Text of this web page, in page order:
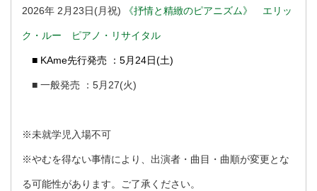
2026年 2月23日(月祝) 《抒情と精緻のピアニズム》 エリッ
ク・ルー ピアノ・リサイタル
■ KAme先行発売 ：5月24日(土)
■ 一般発売 ：5月27(火)
※未就学児入場不可
※やむを得ない事情により、出演者・曲目・曲順が変更とな
る可能性があります。ご了承ください。